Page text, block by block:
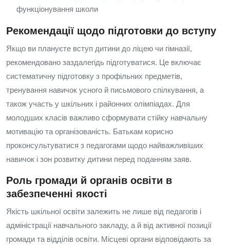
функціонування школи
Рекомендації щодо підготовки до вступу
Якщо ви плануєте вступ дитини до ліцею чи гімназії,
рекомендовано заздалегідь підготуватися. Це включає
систематичну підготовку з профільних предметів,
тренування навичок усного й письмового спілкування, а
також участь у шкільних і районних олімпіадах. Для
молодших класів важливо сформувати стійку навчальну
мотивацію та організованість. Батькам корисно
проконсультуватися з педагогами щодо найважливіших
навичок і зон розвитку дитини перед поданням заяв.
Роль громади й органів освіти в
забезпеченні якості
Якість шкільної освіти залежить не лише від педагогів і
адміністрації навчального закладу, а й від активної позиції
громади та відділів освіти. Місцеві органи відповідають за